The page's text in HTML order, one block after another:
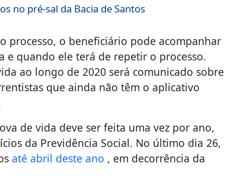
no pré-sal da Bacia de Santos
processo, o beneficiário pode acompanhar
quando ele terá de repetir o processo.
ao longo de 2020 será comunicado sobre
que ainda não têm o aplicativo
de vida deve ser feita uma vez por ano,
da Previdência Social. No último dia 26,
até abril deste ano , em decorrência da